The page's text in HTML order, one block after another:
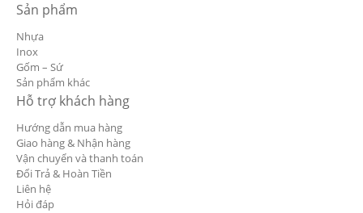
Sản phẩm
Nhựa
Inox
Gốm – Sứ
Sản phẩm khác
Hỗ trợ khách hàng
Hướng dẫn mua hàng
Giao hàng & Nhận hàng
Vận chuyển và thanh toán
Đổi Trả & Hoàn Tiền
Liên hệ
Hỏi đáp